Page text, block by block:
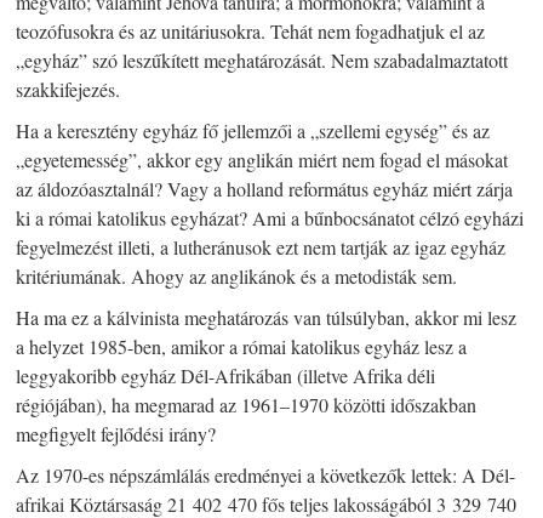
teozófusokra és az unitáriusokra. Tehát nem fogadhatjuk el az
„egyház” szó leszűkített meghatározását. Nem szabadalmaztatott
szakkifejezés.
Ha a keresztény egyház fő jellemzői a „szellemi egység” és az
„egyetemesség”, akkor egy anglikán miért nem fogad el másokat
az áldozóasztalnál? Vagy a holland református egyház miért zárja
ki a római katolikus egyházat? Ami a bűnbocsánatot célzó egyházi
fegyelmezést illeti, a lutheránusok ezt nem tartják az igaz egyház
kritériumának. Ahogy az anglikánok és a metodisták sem.
Ha ma ez a kálvinista meghatározás van túlsúlyban, akkor mi lesz
a helyzet 1985-ben, amikor a római katolikus egyház lesz a
leggyakoribb egyház Dél-Afrikában (illetve Afrika déli
régiójában), ha megmarad az 1961–1970 közötti időszakban
megfigyelt fejlődési irány?
Az 1970-es népszámlálás eredményei a következők lettek: A Dél-
afrikai Köztársaság 21 402 470 fős teljes lakosságából 3 329 740